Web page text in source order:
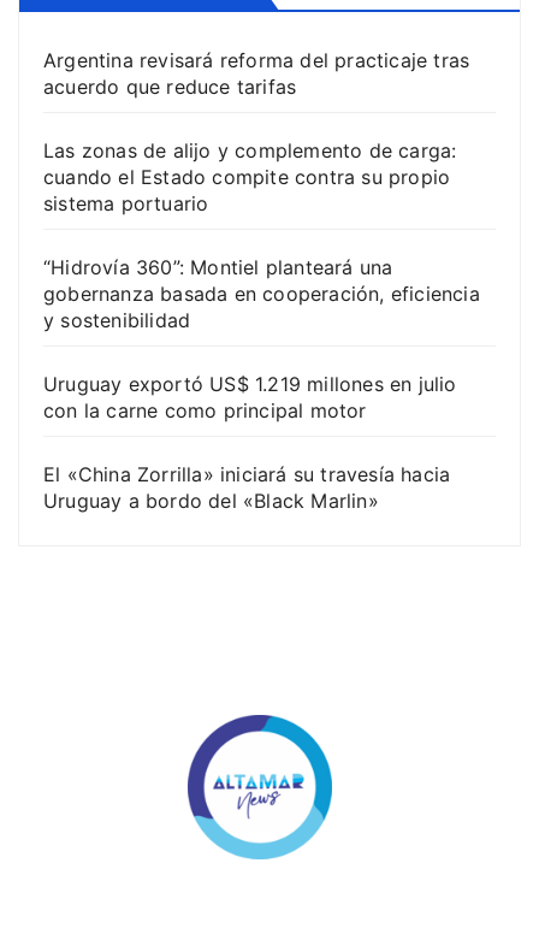
Argentina revisará reforma del practicaje tras
acuerdo que reduce tarifas
Las zonas de alijo y complemento de carga:
cuando el Estado compite contra su propio
sistema portuario
“Hidrovía 360”: Montiel planteará una
gobernanza basada en cooperación, eficiencia
y sostenibilidad
Uruguay exportó US$ 1.219 millones en julio
con la carne como principal motor
El «China Zorrilla» iniciará su travesía hacia
Uruguay a bordo del «Black Marlin»